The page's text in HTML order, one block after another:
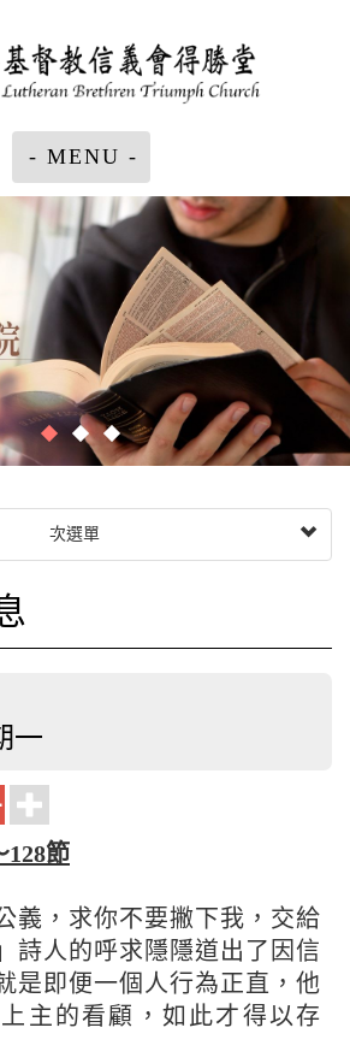
- MENU -
次選單
一
128節
義，求你不要撇下我，交給
詩人的呼求隱隱道出了因信
是即便一個人行為正直，他
主的看顧，如此才得以存